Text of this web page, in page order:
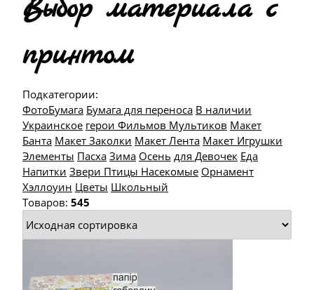
Выбор материала с
принтом
Подкатегории:
ФотоБумага Бумага для переноса В наличии
Украинское герои Фильмов Мультиков Макет
Банта Макет Заколки Макет Лента Макет Игрушки
Элементы Пасха Зима Осень для Девочек Еда
Напитки Звери Птицы Насекомые Орнамент
Хэллоуин Цветы Школьный
Товаров: 545